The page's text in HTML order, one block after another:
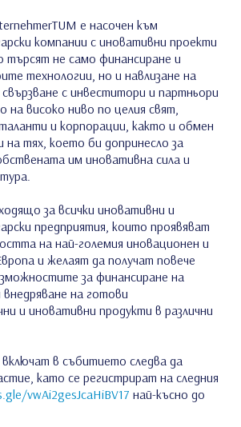
е насочен към
компании с иновативни проекти
търсят не само финансиране и
технологии, но и навлизане на
свързване с инвеститори и партньори
на високо ниво по целия свят,
и корпорации, както и обмен
на тях, което би допринесло за
им иновативна сила и
за всички иновативни и
предприятия, които проявяват
на най-големия иновационен и
и желаят да получат повече
за финансиране на
на готови
и иновативни продукти в различни
в събитието следва да
като се регистрират на следния
vwAi2gesJcaHiBV17 най-късно до